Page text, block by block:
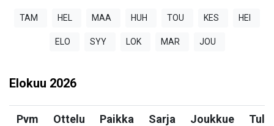
TAM HEL MAA HUH TOU KES HEI
ELO SYY LOK MAR JOU
Elokuu 2026
Pvm Ottelu Paikka Sarja Joukkue